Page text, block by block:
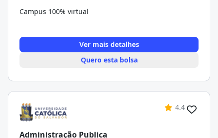
Campus 100% virtual
Ver mais detalhes
Quero esta bolsa
4.4
Administração Publica